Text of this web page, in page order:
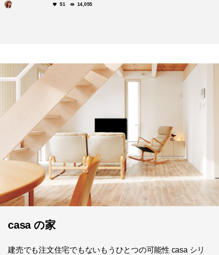
51 14,055
casa の家
建売でも注文住宅でもないもうひとつの可能性 casa シリ